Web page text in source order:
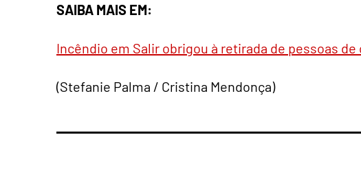
SAIBA MAIS EM:
Incêndio em Salir obrigou à retirada de pessoas de
(Stefanie Palma / Cristina Mendonça)